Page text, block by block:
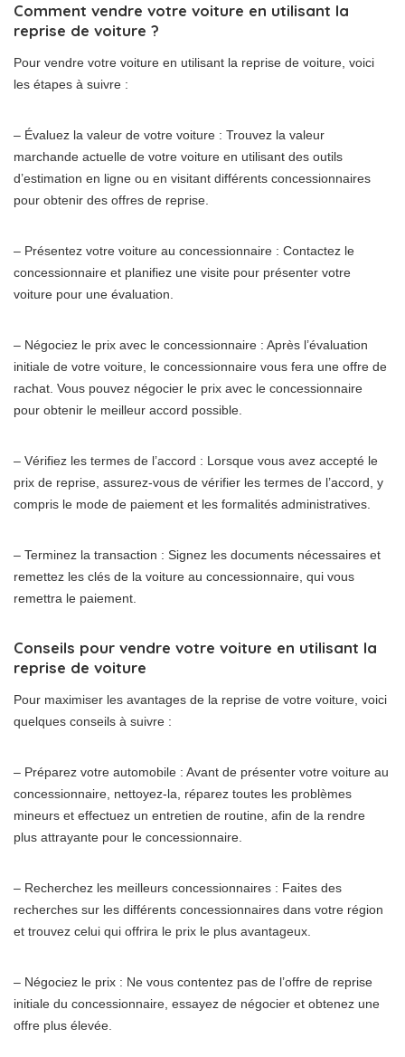
Comment vendre votre voiture en utilisant la
reprise de voiture ?
Pour vendre votre voiture en utilisant la reprise de voiture, voici
les étapes à suivre :
– Évaluez la valeur de votre voiture : Trouvez la valeur
marchande actuelle de votre voiture en utilisant des outils
d’estimation en ligne ou en visitant différents concessionnaires
pour obtenir des offres de reprise.
– Présentez votre voiture au concessionnaire : Contactez le
concessionnaire et planifiez une visite pour présenter votre
voiture pour une évaluation.
– Négociez le prix avec le concessionnaire : Après l’évaluation
initiale de votre voiture, le concessionnaire vous fera une offre de
rachat. Vous pouvez négocier le prix avec le concessionnaire
pour obtenir le meilleur accord possible.
– Vérifiez les termes de l’accord : Lorsque vous avez accepté le
prix de reprise, assurez-vous de vérifier les termes de l’accord, y
compris le mode de paiement et les formalités administratives.
– Terminez la transaction : Signez les documents nécessaires et
remettez les clés de la voiture au concessionnaire, qui vous
remettra le paiement.
Conseils pour vendre votre voiture en utilisant la
reprise de voiture
Pour maximiser les avantages de la reprise de votre voiture, voici
quelques conseils à suivre :
– Préparez votre automobile : Avant de présenter votre voiture au
concessionnaire, nettoyez-la, réparez toutes les problèmes
mineurs et effectuez un entretien de routine, afin de la rendre
plus attrayante pour le concessionnaire.
– Recherchez les meilleurs concessionnaires : Faites des
recherches sur les différents concessionnaires dans votre région
et trouvez celui qui offrira le prix le plus avantageux.
– Négociez le prix : Ne vous contentez pas de l’offre de reprise
initiale du concessionnaire, essayez de négocier et obtenez une
offre plus élevée.